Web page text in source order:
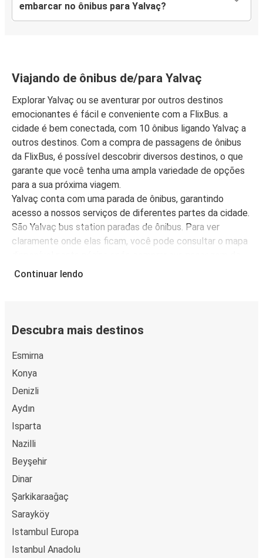
embarcar no ônibus para Yalvaç?
Viajando de ônibus de/para Yalvaç
Explorar Yalvaç ou se aventurar por outros destinos
emocionantes é fácil e conveniente com a FlixBus. a
cidade é bem conectada, com 10 ônibus ligando Yalvaç a
outros destinos. Com a compra de passagens de ônibus
da FlixBus, é possível descobrir diversos destinos, o que
garante que você tenha uma ampla variedade de opções
para a sua próxima viagem.
Yalvaç conta com uma parada de ônibus, garantindo
acesso a nossos serviços de diferentes partes da cidade.
São Yalvaç bus station paradas de ônibus. Para ver
claramente onde elas ficam, você pode consultar o mapa
ônibus.
52,99, dependendo da cidade de origem.
Continuar lendo
Descubra mais destinos
Esmirna
Konya
Denizli
Aydın
Isparta
Nazilli
Beyşehir
Dinar
Şarkikaraağaç
Sarayköy
Istambul Europa
Istanbul Anadolu